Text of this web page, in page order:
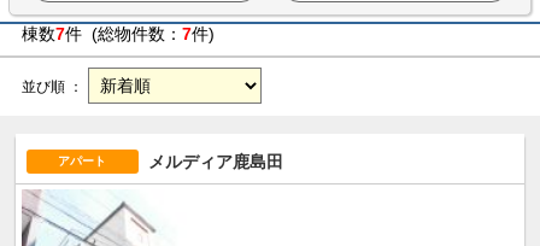
棟数7件 (総物件数： 7件)
並び順 ：
アパート メルディア鹿島田